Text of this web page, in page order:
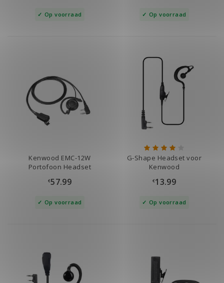
Op voorraad Op voorraad
Kenwood EMC-12W
Portofoon Headset
€57.99
Op voorraad
G-Shape Headset voor
Kenwood
€13.99
Op voorraad